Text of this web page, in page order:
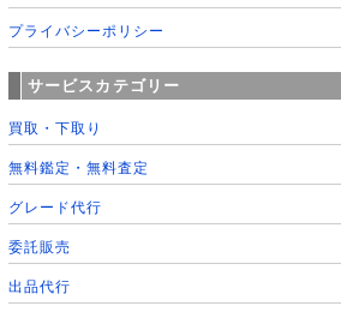
プライバシーポリシー
サービスカテゴリー
買取・下取り
無料鑑定・無料査定
グレード代行
委託販売
出品代行